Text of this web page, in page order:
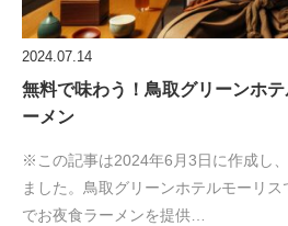
2024.07.14
無料で味わう！鳥取グリーンホ
ーメン
※この記事は2024年6月3日に作成し
ました。鳥取グリーンホテルモーリ
でお夜食ラーメンを提供…